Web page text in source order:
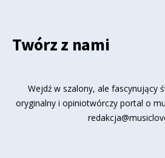
Twórz z nami
Wejdź w szalony, ale fascynujący
oryginalny i opiniotwórczy portal o